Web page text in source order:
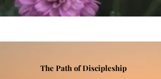
The Path of Discipleship